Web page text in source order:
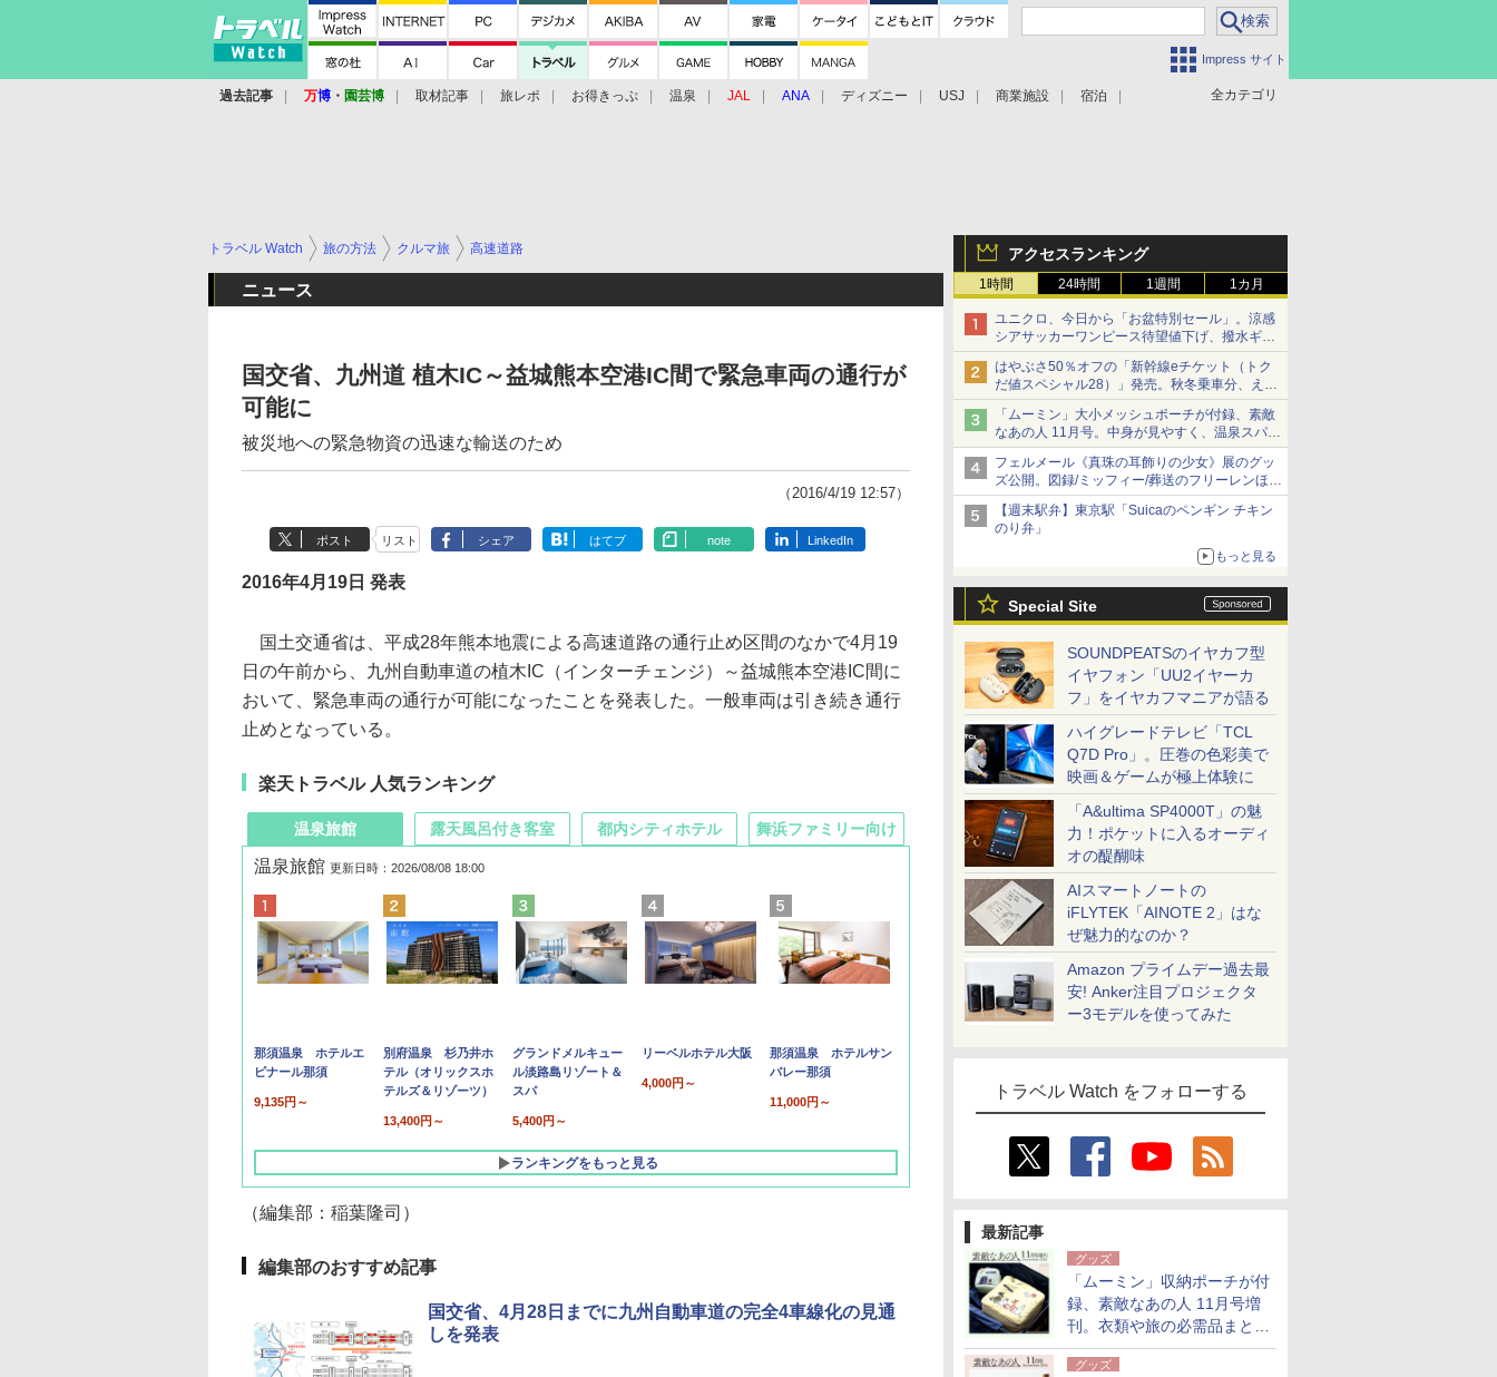
Impress サイト
全カテゴリ
過去記事 万博 ・ 園芸博 取材記事 旅レポ お得きっぷ 温泉 JAL ANA ディズニー USJ 商業施設 宿泊
アクセスランキング
1時間 24時間 1週間 1カ月
ユニクロ、今日から「お盆特別セール」。涼感
シアサッカーワンピース待望値下げ、撥水ギア
ショーツは1990円に
はやぶさ50％オフの「新幹線eチケット（トク
だ値スペシャル28）」発売。秋冬乗車分、えき
ねっと限定
「ムーミン」大小メッシュポーチが付録、素敵
なあの人 11月号。中身が見やすく、温泉スパに
も使える
フェルメール《真珠の耳飾りの少女》展のグッ
ズ公開。図録/ミッフィー/葬送のフリーレンほ
か、注目ブランドコラボが実現
【週末駅弁】東京駅「Suicaのペンギン チキン
のり弁」
もっと見る
Special Site
SOUNDPEATSのイヤカフ型
イヤフォン「UU2イヤーカ
フ」をイヤカフマニアが語る
ハイグレードテレビ「TCL
Q7D Pro」。圧巻の色彩美で
映画＆ゲームが極上体験に
「A&ultima SP4000T」の魅
力！ポケットに入るオーディ
オの醍醐味
AIスマートノートの
iFLYTEK「AINOTE 2」はな
ぜ魅力的なのか？
Amazon プライムデー過去最
安! Anker注目プロジェクタ
ー3モデルを使ってみた
トラベル Watch をフォローする
最新記事
グッズ
「ムーミン」収納ポーチが付
録、素敵なあの人 11月号増
刊。衣類や旅の必需品まとま
る大小2個セット
グッズ
トラベル Watch 旅の方法 クルマ旅 高速道路
ニュース
国交省、九州道 植木IC～益城熊本空港IC間で緊急車両の通行が
可能に
被災地への緊急物資の迅速な輸送のため
（2016/4/19 12:57）
ポスト リスト シェア はてブ note LinkedIn
2016年4月19日 発表
国土交通省は、平成28年熊本地震による高速道路の通行止め区間のなかで4月19
日の午前から、九州自動車道の植木IC（インターチェンジ）～益城熊本空港IC間に
おいて、緊急車両の通行が可能になったことを発表した。一般車両は引き続き通行
止めとなっている。
楽天トラベル 人気ランキング
温泉旅館
温泉旅館 更新日時：2026/08/08 18:00
那須温泉 ホテルエ
ピナール那須
9,135円～
別府温泉 杉乃井ホ
テル（オリックスホ
テルズ＆リゾーツ）
13,400円～
グランドメルキュー
ル淡路島リゾート＆
スパ
5,400円～
リーベルホテル大阪
4,000円～
那須温泉 ホテルサン
バレー那須
11,000円～
ランキングをもっと見る
露天風呂付き客室 都内シティホテル 舞浜ファミリー向け
（編集部：稲葉隆司）
編集部のおすすめ記事
国交省、4月28日までに九州自動車道の完全4車線化の見通
しを発表